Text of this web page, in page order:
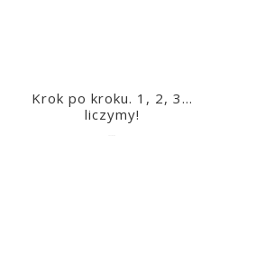
Krok po kroku. 1, 2, 3…
liczymy!